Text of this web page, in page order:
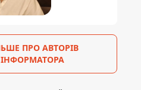
ПРО АВТОРІВ
ІНФОРМАТОРА